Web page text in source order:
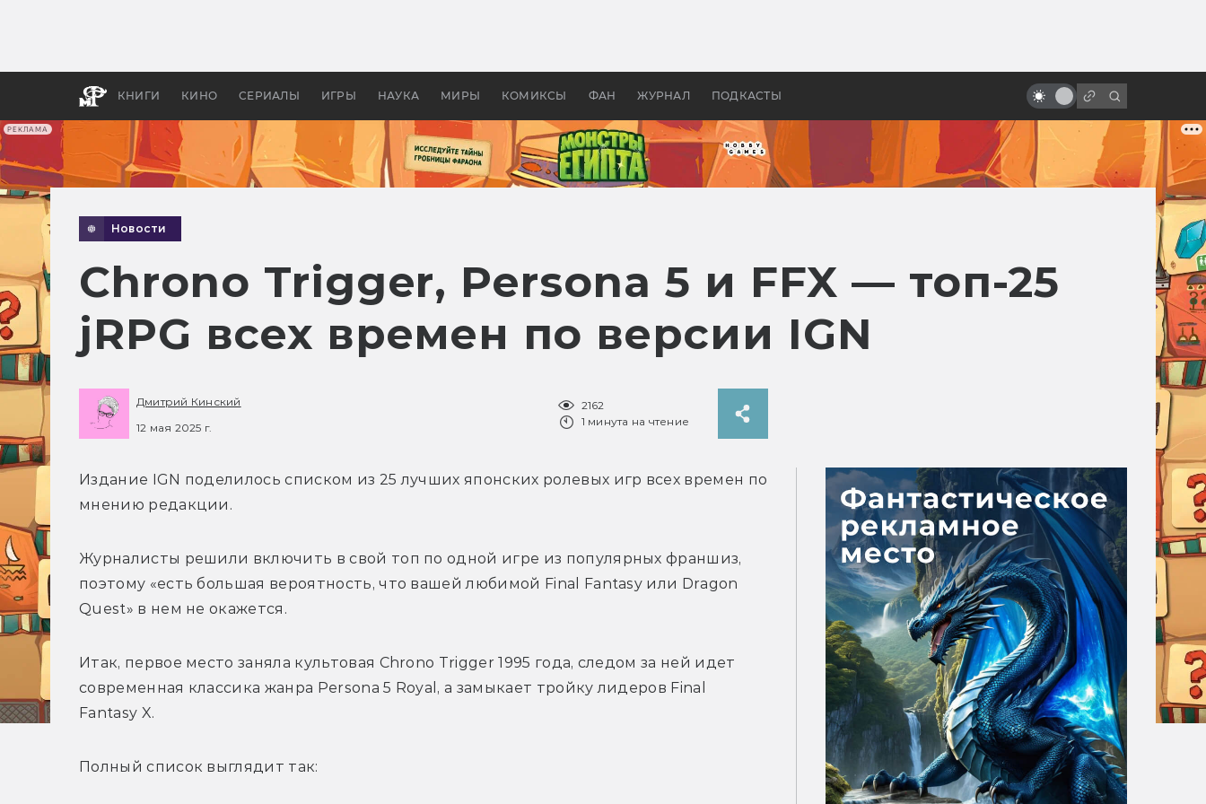
РЕКЛАМА
КНИГИ КИНО СЕРИАЛЫ ИГРЫ НАУКА МИРЫ КОМИКСЫ ФАН ЖУРНАЛ ПОДКАСТЫ
бы «Властелина колец»
Древней Грецией
Гигер и сотворение «Чужого»
Новости
Chrono Trigger, Persona 5 и FFX — топ-25
jRPG всех времен по версии IGN
Дмитрий Кинский
12 мая 2025 г.
2162
1 минута на чтение
Издание IGN поделилось списком из 25 лучших японских ролевых игр всех времен по
мнению редакции.
Журналисты решили включить в свой топ по одной игре из популярных франшиз,
поэтому «есть большая вероятность, что вашей любимой Final Fantasy или Dragon
Quest» в нем не окажется.
Итак, первое место заняла культовая Chrono Trigger 1995 года, следом за ней идет
современная классика жанра Persona 5 Royal, а замыкает тройку лидеров Final
Fantasy X.
Полный список выглядит так: